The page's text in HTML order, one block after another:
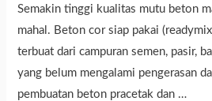
Semakin tinggi kualitas mutu beton
mahal. Beton cor siap pakai
terbuat dari campuran semen, pasir,
yang belum mengalami pengerasan
pembuatan beton pracetak dan …